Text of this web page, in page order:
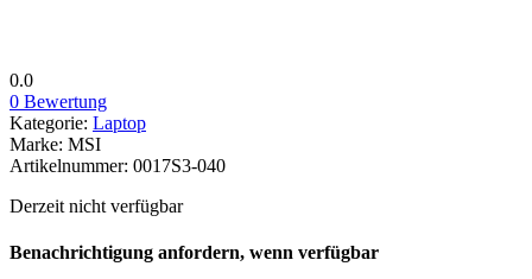
0.0
0 Bewertung
Kategorie: Laptop
Marke: MSI
Artikelnummer: 0017S3-040
Derzeit nicht verfügbar
Benachrichtigung anfordern, wenn verfügbar